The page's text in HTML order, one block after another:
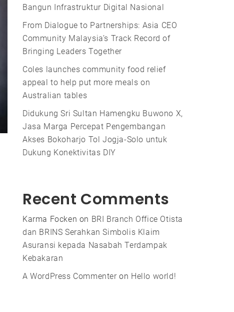
Bangun Infrastruktur Digital Nasional
From Dialogue to Partnerships: Asia CEO
Community Malaysia’s Track Record of
Bringing Leaders Together
Coles launches community food relief
appeal to help put more meals on
Australian tables
Didukung Sri Sultan Hamengku Buwono X,
Jasa Marga Percepat Pengembangan
Akses Bokoharjo Tol Jogja-Solo untuk
Dukung Konektivitas DIY
Recent Comments
Karma Focken on BRI Branch Office Otista
dan BRINS Serahkan Simbolis Klaim
Asuransi kepada Nasabah Terdampak
Kebakaran
A WordPress Commenteron Hello world!